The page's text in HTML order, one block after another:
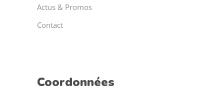
Actus & Promos
Contact
Coordonnées